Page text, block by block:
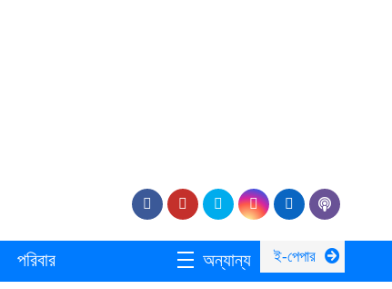
পরিবার অন্যান্য ই-পেপার